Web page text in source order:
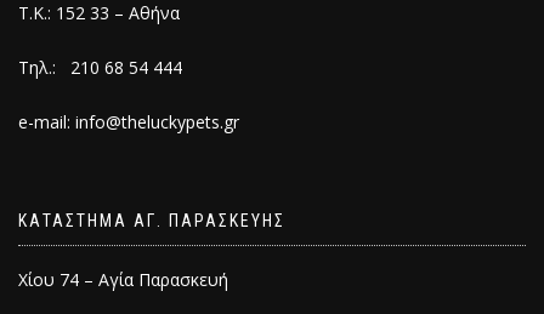
Τ.Κ.: 152 33 – Αθήνα
Τηλ.: 210 68 54 444
e-mail: info@theluckypets.gr
ΚΑΤΑΣΤΗΜΑ ΑΓ. ΠΑΡΑΣΚΕΥΗΣ
Χίου 74 – Αγία Παρασκευή